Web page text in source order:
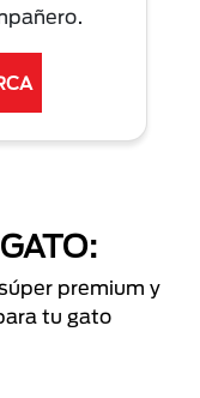
premium y
tu gato